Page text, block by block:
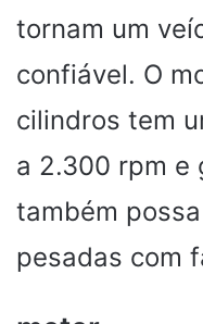
tornam um
confiável. O
cilindros tem
a 2.300 rpm e
também
pesadas com